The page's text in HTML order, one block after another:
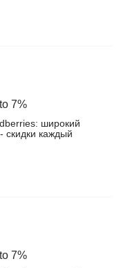
7%
широкий
скидки каждый
7%